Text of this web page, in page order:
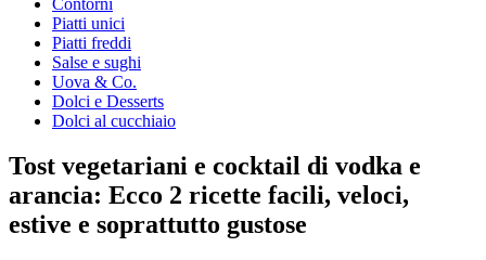
Piatti unici
Piatti freddi
Salse e sughi
Uova & Co.
Dolci e Desserts
Dolci al cucchiaio
Tost vegetariani e cocktail di vodka e
arancia: Ecco 2 ricette facili, veloci,
estive e soprattutto gustose